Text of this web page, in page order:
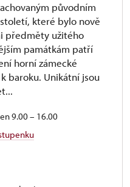
původním
které bylo nově
předměty užitého
památkám patří
horní zámecké
baroku. Unikátní jsou
9.00 – 16.00